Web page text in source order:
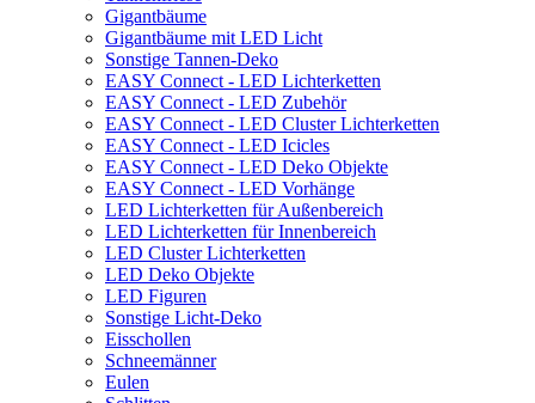
Gigantbäume
Gigantbäume mit LED Licht
Sonstige Tannen-Deko
EASY Connect - LED Lichterketten
EASY Connect - LED Zubehör
EASY Connect - LED Cluster Lichterketten
EASY Connect - LED Icicles
EASY Connect - LED Deko Objekte
EASY Connect - LED Vorhänge
LED Lichterketten für Außenbereich
LED Lichterketten für Innenbereich
LED Cluster Lichterketten
LED Deko Objekte
LED Figuren
Sonstige Licht-Deko
Eisschollen
Schneemänner
Eulen